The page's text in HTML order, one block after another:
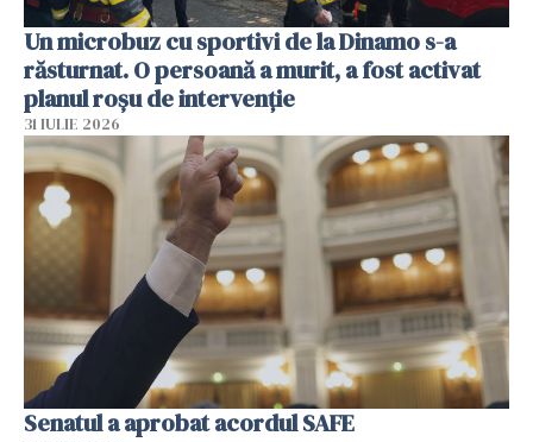
Un microbuz cu sportivi de la Dinamo s-a
răsturnat. O persoană a murit, a fost activat
planul roșu de intervenție
31 IULIE 2026
Senatul a aprobat acordul SAFE